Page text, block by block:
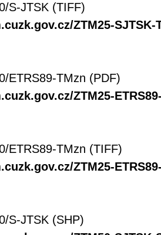
S-JTSK (TIFF)
ZTM25-SJTSK-
ETRS89-TMzn (PDF)
ZTM25-
ETRS89-TMzn (TIFF)
ZTM25-
S-JTSK (SHP)